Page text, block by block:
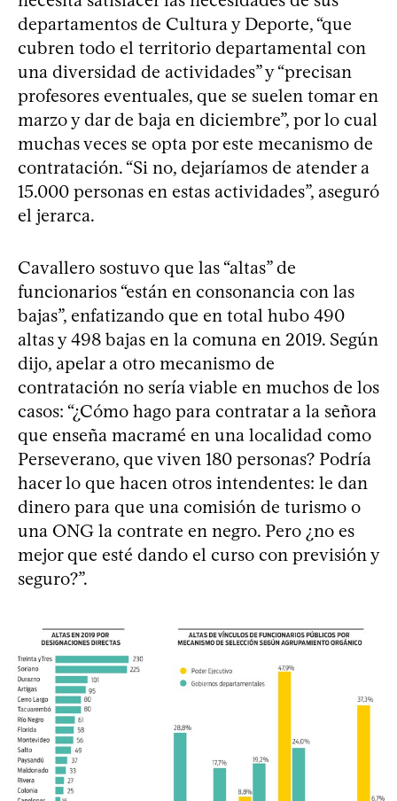
departamentos de Cultura y Deporte, “que
cubren todo el territorio departamental con
una diversidad de actividades” y “precisan
profesores eventuales, que se suelen tomar en
marzo y dar de baja en diciembre”, por lo cual
muchas veces se opta por este mecanismo de
contratación. “Si no, dejaríamos de atender a
15.000 personas en estas actividades”, aseguró
el jerarca.
Cavallero sostuvo que las “altas” de
funcionarios “están en consonancia con las
bajas”, enfatizando que en total hubo 490
altas y 498 bajas en la comuna en 2019. Según
dijo, apelar a otro mecanismo de
contratación no sería viable en muchos de los
casos: “¿Cómo hago para contratar a la señora
que enseña macramé en una localidad como
Perseverano, que viven 180 personas? Podría
hacer lo que hacen otros intendentes: le dan
dinero para que una comisión de turismo o
una ONG la contrate en negro. Pero ¿no es
mejor que esté dando el curso con previsión y
seguro?”.